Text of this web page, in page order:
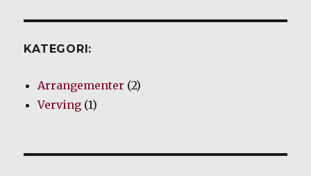
KATEGORI:
Arrangementer (2)
Verving (1)